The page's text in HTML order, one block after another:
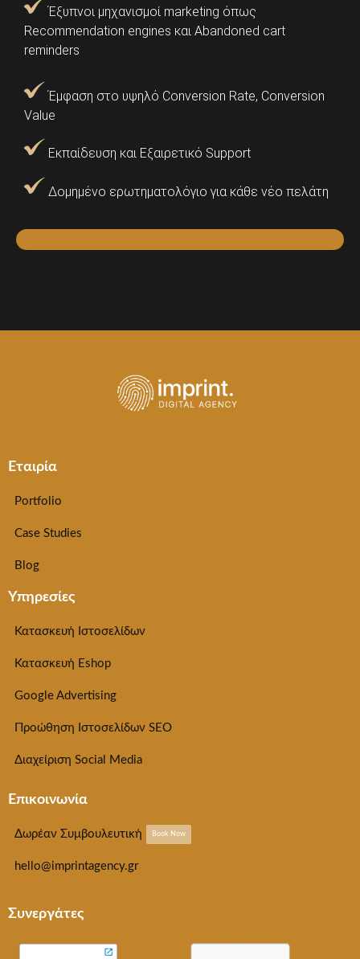
Έξυπνοι μηχανισμοί marketing όπως
Recommendation engines και Abandoned cart
reminders
Έμφαση στο υψηλό Conversion Rate, Conversion
Value
Εκπαίδευση και Εξαιρετικό Support
Δομημένο ερωτηματολόγιο για κάθε νέο πελάτη
Εταιρία
Portfolio
Case Studies
Blog
Υπηρεσίες
Κατασκευή Ιστοσελίδων
Κατασκευή Eshop
Google Advertising
Προώθηση Ιστοσελίδων SEO
Διαχείριση Social Media
Επικοινωνία
Δωρέαν Συμβουλευτική Book Now
hello@imprintagency.gr
Συνεργάτες